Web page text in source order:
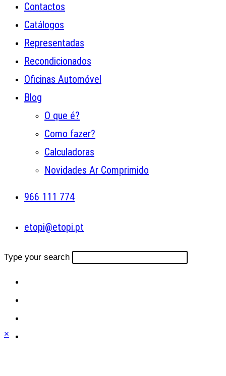
Contactos
Catálogos
Representadas
Recondicionados
Oficinas Automóvel
Blog
O que é?
Como fazer?
Calculadoras
Novidades Ar Comprimido
966 111 774
etopi@etopi.pt
Type your search
×